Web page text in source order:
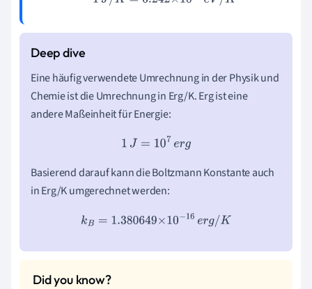
Eine häufig verwendete Umrechnung in der Physik und
Chemie ist die Umrechnung in Erg/K. Erg ist eine
andere Maßeinheit für Energie:
1 J=107e rg
Basierend darauf kann die Boltzmann Konstante auch
in Erg/K umgerechnet werden:
kB =1.380649×10−16er g/K